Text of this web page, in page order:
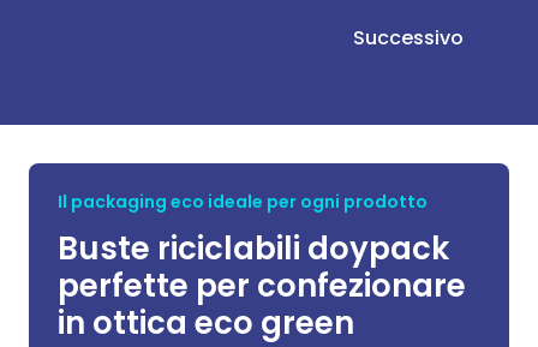
Successivo
Il packaging eco ideale per ogni prodotto
Buste riciclabili doypack
perfette per confezionare
in ottica eco green